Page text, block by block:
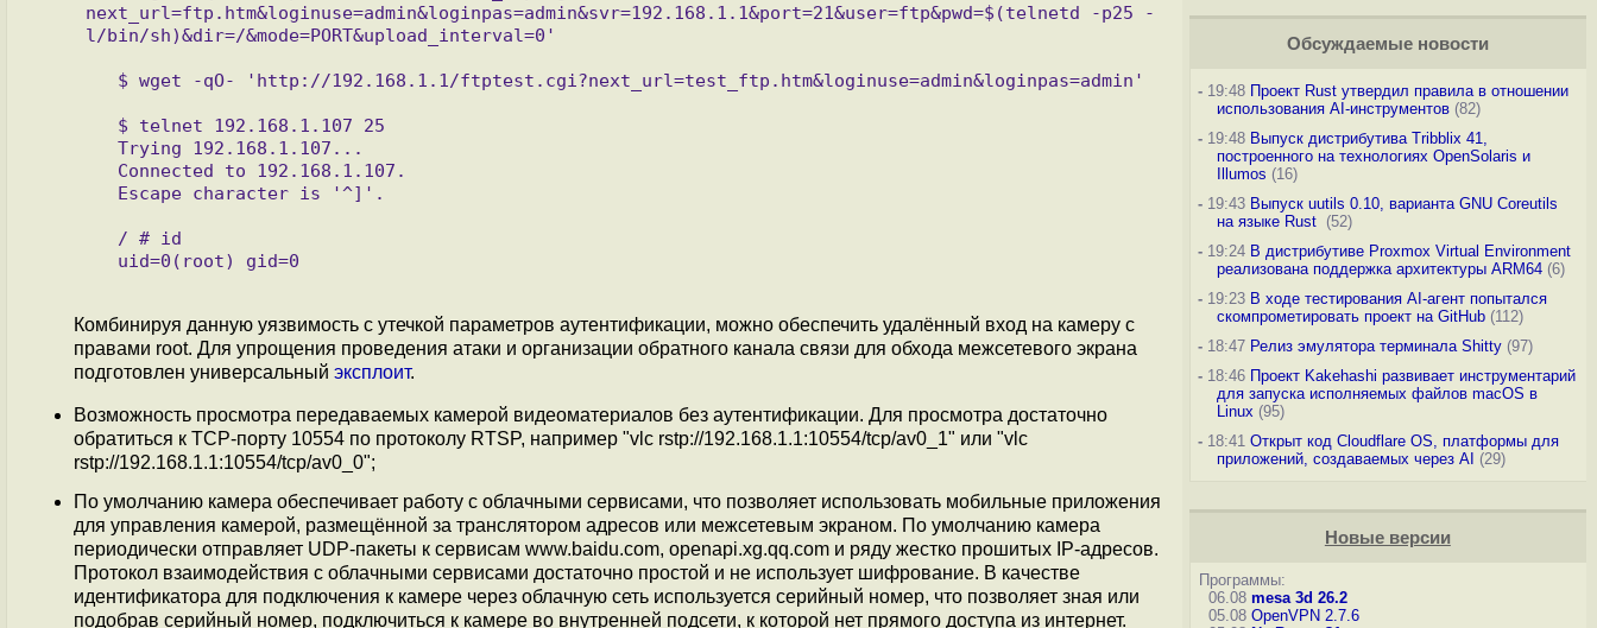
next_url=ftp.htm&loginuse=admin&loginpas=admin&svr=192.168.1.1&port=21&user=ftp&pwd=$(telnetd -p25 -
l/bin/sh)&dir=/&mode=PORT&upload_interval=0'
Комбинируя данную уязвимость с утечкой параметров аутентификации, можно обеспечить удалённый вход на камеру с
правами root. Для упрощения проведения атаки и организации обратного канала связи для обхода межсетевого экрана
подготовлен универсальный эксплоит.
Возможность просмотра передаваемых камерой видеоматериалов без аутентификации. Для просмотра достаточно
обратиться к TCP-порту 10554 по протоколу RTSP, например "vlc rstp://192.168.1.1:10554/tcp/av0_1" или "vlc
rstp://192.168.1.1:10554/tcp/av0_0";
По умолчанию камера обеспечивает работу с облачными сервисами, что позволяет использовать мобильные приложения
для управления камерой, размещённой за транслятором адресов или межсетевым экраном. По умолчанию камера
периодически отправляет UDP-пакеты к сервисам www.baidu.com, openapi.xg.qq.com и ряду жестко прошитых IP-адресов.
Протокол взаимодействия с облачными сервисами достаточно простой и не использует шифрование. В качестве
идентификатора для подключения к камере через облачную сеть используется серийный номер, что позволяет зная или
подобрав серийный номер, подключиться к камере во внутренней подсети, к которой нет прямого доступа из интернет.
Обсуждаемые новости
-19:48 Проект Rust утвердил правила в отношении
использования AI-инструментов(82)
-19:48 Выпуск дистрибутива Tribblix 41,
построенного на технологиях OpenSolaris и
Illumos (16)
-19:43 Выпуск uutils 0.10, варианта GNU Coreutils
на языке Rust (52)
-19:24 В дистрибутиве Proxmox Virtual Environment
реализована поддержка архитектуры ARM64(6)
-19:23 В ходе тестирования AI-агент попытался
скомпрометировать проект на GitHub(112)
-18:47 Релиз эмулятора терминала Shitty(97)
-18:46 Проект Kakehashi развивает инструментарий
для запуска исполняемых файлов macOS в
Linux (95)
-18:41 Открыт код Cloudflare OS, платформы для
приложений, создаваемых через AI (29)
Новые версии
Программы:
06.08 mesa 3d 26.2
05.08 OpenVPN 2.7.6